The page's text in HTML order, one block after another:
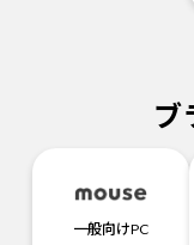
ブ
一般向けPC